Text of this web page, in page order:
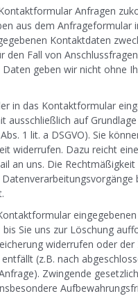
Anfragen
aus dem Anfrageformular
Kontaktdaten
den Fall von
Daten geben wir nicht ohne
in das Kontaktformular
ausschließlich auf
1 lit. a DSGVO). Sie
widerrufen. Dazu reicht
an uns. Die
Sie uns zur Löschung
widerrufen oder
(z.B. nach
Zwingende